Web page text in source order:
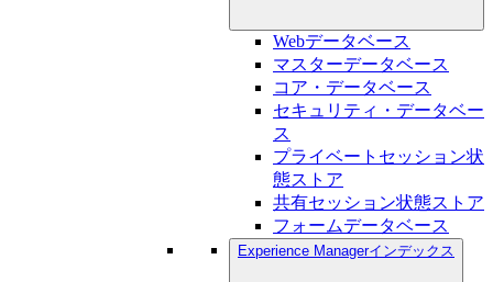
Webデータベース
マスターデータベース
コア・データベース
セキュリティ・データベー
ス
プライベートセッション状
態ストア
共有セッション状態ストア
フォームデータベース
Experience Managerインデックス